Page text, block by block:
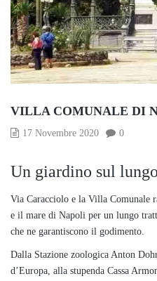
VILLA COMUNALE DI
17 Novembre 2020 0
Un giardino sul
Via Caracciolo e la Villa Comunale
e il mare di Napoli per un lungo
che ne garantiscono il godimento.
Dalla Stazione zoologica Anton
d’Europa, alla stupenda Cassa